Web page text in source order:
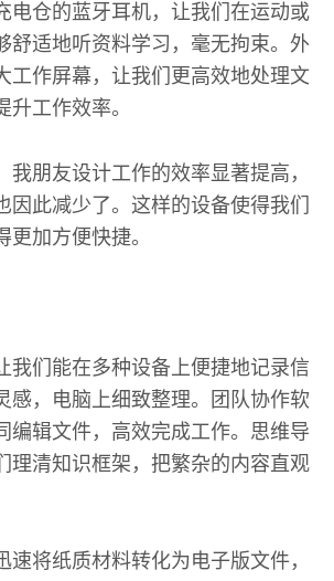
电仓的蓝牙耳机，让我们在运动或
舒适地听资料学习，毫无拘束。外
工作屏幕，让我们更高效地处理文
工作效率。
我朋友设计工作的效率显著提高，
因此减少了。这样的设备使得我们
更加方便快捷。
我们能在多种设备上便捷地记录信
感，电脑上细致整理。团队协作软
编辑文件，高效完成工作。思维导
理清知识框架，把繁杂的内容直观
速将纸质材料转化为电子版文件，